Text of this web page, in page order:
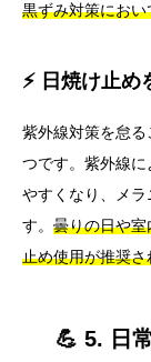
黒ずみ対策にお
⚡ 日焼け止め
紫外線対策を怠
つです。紫外線
やすくなり、メ
す。 曇りの日や
止め使用が推奨さ
💪 5. 日